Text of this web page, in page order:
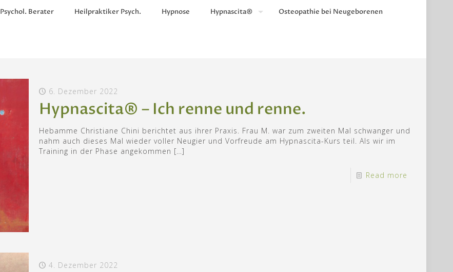
Psychol. Berater Heilpraktiker Psych. Hypnose Hypnascita® Osteopathie bei Neugeborenen
6. Dezember 2022
Hypnascita® – Ich renne und renne.
Hebamme Christiane Chini berichtet aus ihrer Praxis. Frau M. war zum zweiten Mal schwanger und
nahm auch dieses Mal wieder voller Neugier und Vorfreude am Hypnascita-Kurs teil. Als wir im
Training in der Phase angekommen […]
Read more
4. Dezember 2022